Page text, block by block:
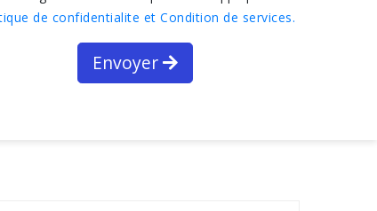
de confidentialite et Condition de services.
Envoyer